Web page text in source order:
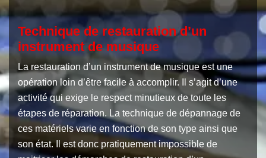
Technique de restauration d’un
instrument de musique
La restauration d’un instrument de musique est une
opération loin d’être facile à accomplir. Il s’agit d’une
activité qui exige le respect minutieux de toute les
étapes de réparation. La technique de dépannage de
ces matériels varie en fonction de son type ainsi que
son état. Il est donc pratiquement impossible de